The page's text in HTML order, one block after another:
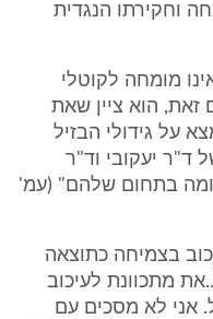
וחקירתו הנגדית
מומחה לקוטלי
ש' 3-5), יחד עם זאת, הוא ציין שאת
על גידולי הבזיל
ד"ר יעקובי וד"ר
בתחום שלהם" (עמ'
בצמיחה כתוצאה
מתכוונת לעיכוב
אני לא מסכים עם